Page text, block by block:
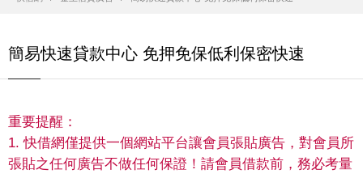
簡易快速貸款中心 免押免保低利保密快速
重要提醒：
1. 快借網僅提供一個網站平台讓會員張貼廣告，對會員所
張貼之任何廣告不做任何保證！請會員借款前，務必考量